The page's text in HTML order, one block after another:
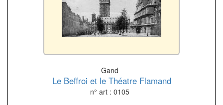
Gand
Le Beffroi et le Théatre Flamand
n° art : 0105